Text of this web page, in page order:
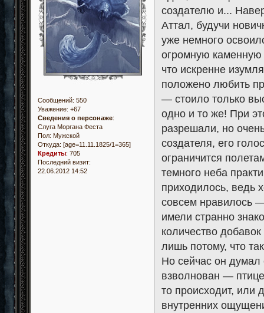
Сообщений: 550
Уважение: +67
Сведения о персонаже:
Слуга Моргана Феста
Пол: Мужской
Откуда: [age=11.11.1825/1=365]
Кредиты: 705
Последний визит:
22.06.2012 14:52
создателю и...
Аттал, будучи
уже немного
огромную каменную
что искренне
положено любить
— стоило только
одно и то же! При
разрешали, но
создателя, его
ограничится
темного неба
приходилось, ведь
совсем нравилось
имели странно
количество
лишь потому, что
Но сейчас он думал
взволнован —
то происходит, или
внутренних